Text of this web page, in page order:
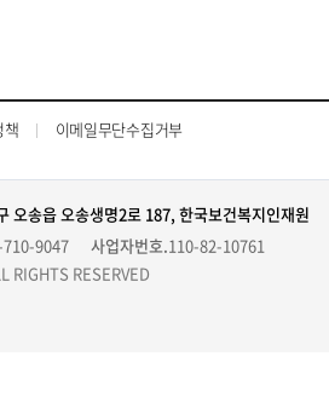
책
이메일무단수집거부
오송읍 오송생명2로 187, 한국보건복지인재원
9047 사업자번호.110-82-10761
RIGHTS RESERVED